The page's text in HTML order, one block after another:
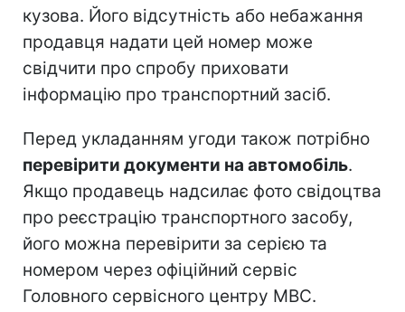
кузова. Його відсутність або небажання
продавця надати цей номер може
свідчити про спробу приховати
інформацію про транспортний засіб.
Перед укладанням угоди також потрібно
перевірити документи на автомобіль.
Якщо продавець надсилає фото свідоцтва
про реєстрацію транспортного засобу,
його можна перевірити за серією та
номером через офіційний сервіс
Головного сервісного центру МВС.